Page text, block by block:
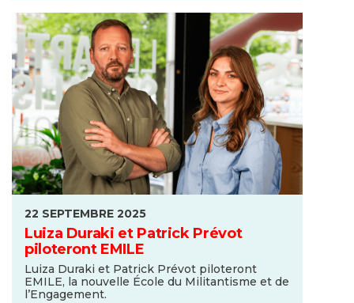
22 SEPTEMBRE 2025
Luiza Duraki et Patrick Prévot
piloteront EMILE
Luiza Duraki et Patrick Prévot piloteront
EMILE, la nouvelle École du Militantisme et de
l’Engagement.